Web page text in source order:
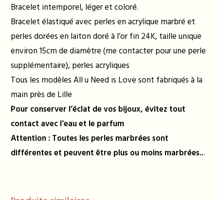
Bracelet intemporel, léger et coloré.
Bracelet élastiqué avec perles en acrylique marbré et
perles dorées en laiton doré à l’or fin 24K, taille unique
environ 15cm de diamètre (me contacter pour une perle
supplémentaire), perles acryliques
Tous les modèles All u Need is Love sont fabriqués à la
main près de Lille
Pour conserver l’éclat de vos bijoux, évitez tout
contact avec l’eau et le parfum
Attention : Toutes les perles marbrées sont
différentes et peuvent être plus ou moins marbrées...